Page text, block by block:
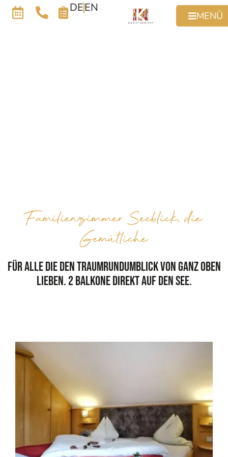
DEEN
MENÜ
Familienzimmer Seeblick, die
Gemütliche
Für alle die den Traumrundumblick von ganz oben
lieben. 2 Balkone direkt auf den See.